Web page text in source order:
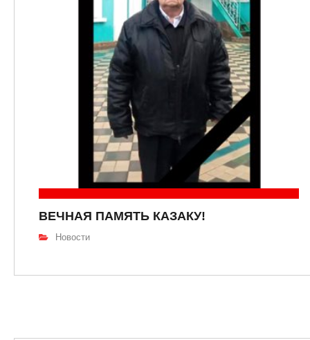
ВЕЧНАЯ ПАМЯТЬ КАЗАКУ!
Новости